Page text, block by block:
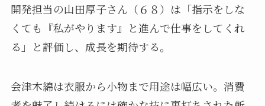
開発担当の山田厚子さん（６８）は「指示をしな
くても『私がやります』と進んで仕事をしてくれ
る」と評価し、成長を期待する。
会津木綿は衣服から小物まで用途は幅広い。消費